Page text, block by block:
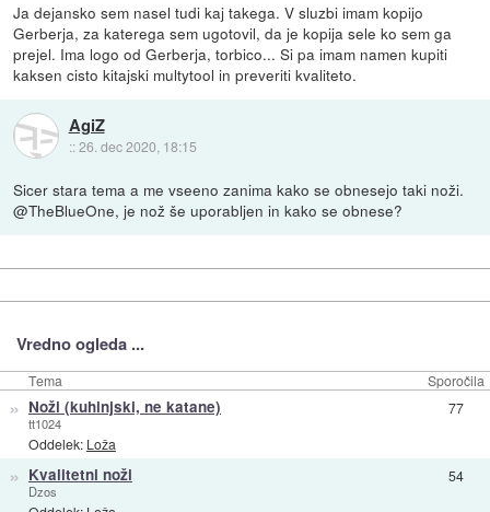
Ja dejansko sem nasel tudi kaj takega. V sluzbi imam kopijo
Gerberja, za katerega sem ugotovil, da je kopija sele ko sem ga
prejel. Ima logo od Gerberja, torbico... Si pa imam namen kupiti
kaksen cisto kitajski multytool in preveriti kvaliteto.
AgiZ
::26. dec 2020, 18:15
Sicer stara tema a me vseeno zanima kako se obnesejo taki noži.
@TheBlueOne, je nož še uporabljen in kako se obnese?
Vredno ogleda ...
Tema Sporočila
» Noži (kuhinjski, ne katane)
tt1024
Oddelek: Loža
77
» Kvalitetni noži
Dzos
54